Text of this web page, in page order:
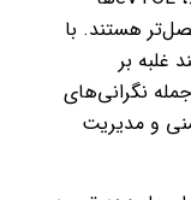
هستند. با
غلبه بر
نگرانی‌های
و مدیریت